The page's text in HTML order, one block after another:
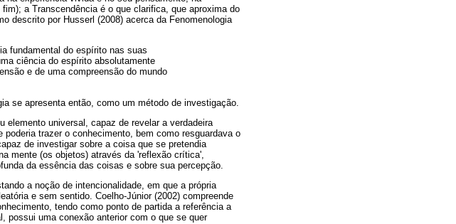
a Transcendência é o que clarifica, que aproxima do
descrito por Husserl (2008) acerca da Fenomenologia
fundamental do espírito nas suas
ciência do espírito absolutamente
e de uma compreensão do mundo
se apresenta então, como um método de investigação.
elemento universal, capaz de revelar a verdadeira
trazer o conhecimento, bem como resguardava o
de investigar sobre a coisa que se pretendia
mente (os objetos) através da 'reflexão crítica',
da essência das coisas e sobre sua percepção.
a noção de intencionalidade, em que a própria
e sem sentido. Coelho-Júnior (2002) compreende
tendo como ponto de partida a referência a
possui uma conexão anterior com o que se quer